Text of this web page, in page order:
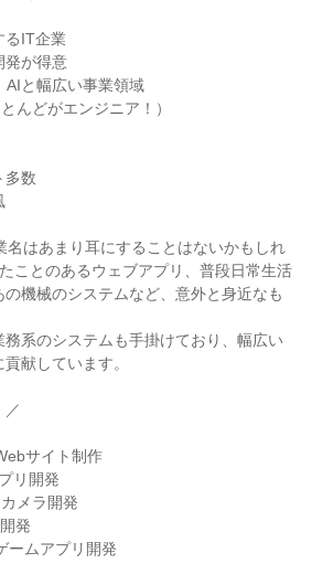
るIT企業
発が得意
AIと幅広い事業領域
んどがエンジニア！）
多数
名はあまり耳にすることはないかもしれ
ことのあるウェブアプリ、普段日常生活
機械のシステムなど、意外と身近なも
系のシステムも手掛けており、幅広い
献しています。
／
サイト制作
リ開発
メラ開発
発
ームアプリ開発